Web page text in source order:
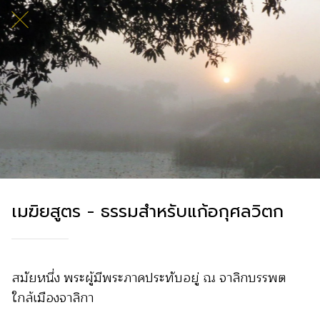
เมฆิยสูตร - ธรรมสำหรับแก้อกุศลวิตก
สมัยหนึ่ง พระผู้มีพระภาคประทับอยู่ ณ จาลิกบรรพต
ใกล้เมืองจาลิกา